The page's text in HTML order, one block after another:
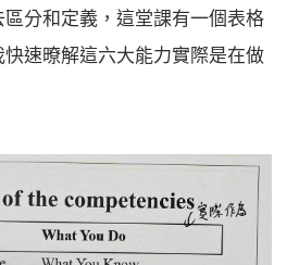
分和定義，這堂課有一個表格
速暸解這六大能力實際是在做